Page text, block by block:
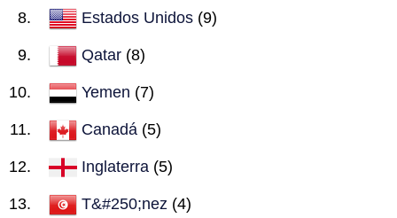
Estados Unidos (9)
Qatar (8)
Yemen (7)
Canadá (5)
Inglaterra (5)
T&#250;nez (4)